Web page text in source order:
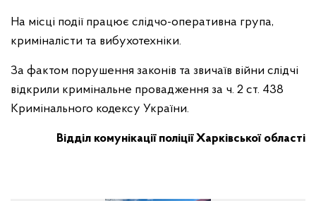
На місці події працює слідчо-оперативна група,
криміналісти та вибухотехніки.
За фактом порушення законів та звичаїв війни слідчі
відкрили кримінальне провадження за ч. 2 ст. 438
Кримінального кодексу України.
Відділ комунікації поліції Харківської області